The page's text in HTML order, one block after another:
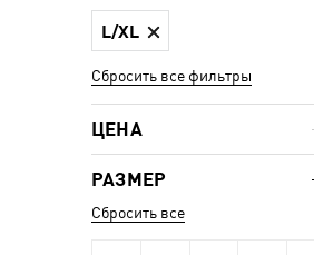
L/XL
Сбросить все фильтры
ЦЕНА
РАЗМЕР
Сбросить все